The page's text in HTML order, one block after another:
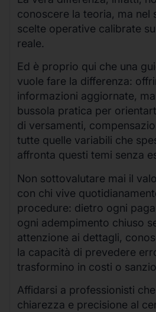
conoscere la teoria, ma nel
scelte operative calibrate
reale.
Ed è proprio qui che una
vuole fare la differenza:
informazioni aggiornate,
bussola pratica per
di versamenti,
tutte quelle variabili che
affronta questi temi senza
Non sottovalutare mai il
con chi vive
procedure: dietro ogni
ogni adempimento chiuso
attenzione ai dettagli,
la capacità di prevedere
trasformino in costi o
Affidarsi a professionisti
chiarezza e precisione al